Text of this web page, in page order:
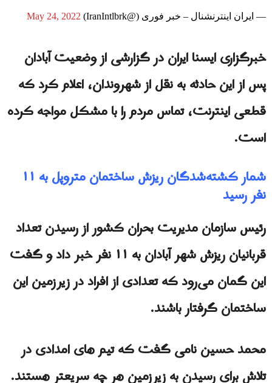
— ایران اینترنشنال – خبر فوری (@IranIntlbrk) May 24, 2022
خبرگزاری ایسنا ایران در گزارشی از وضعیت آبادان
پس از این حادثه به نقل از شهروندان، اعلام کرد که
قطعی اینترنت، تماس مردم را با مشکل مواجه کرده
است.
شمار کشته‌شدگان ریزش ساختمان متروپل به ۱۱
نفر رسید
رئیس سازمان مدیریت بحران کشور از رسیدن تعداد
قربانیان ریزش شهر آبادان به ۱۱ نفر خبر داد و گفت
این گمان می‌رود که تعدادی از افراد در زیرزمین این
ساختمان گرفتار باشند.
محمد حسین نامی گفت که تیم های امدادی در
تلاش برای رسیدن به زیرزمین هر چه سریعتر هستند.